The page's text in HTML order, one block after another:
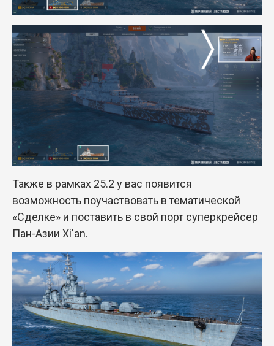
Также в рамках 25.2 у вас появится
возможность поучаствовать в тематической
«Сделке» и поставить в свой порт суперкрейсер
Пан-Азии Xi'an.